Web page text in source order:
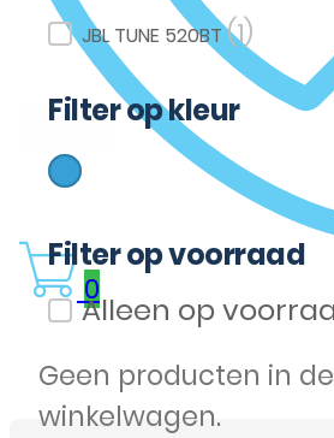
0
Geen producten in de
winkelwagen.
Filter op model
JBL TUNE 520BT(1)
Filter op kleur
Filter op kleur
(1)
Filter op voorraad
Filter op voorraad